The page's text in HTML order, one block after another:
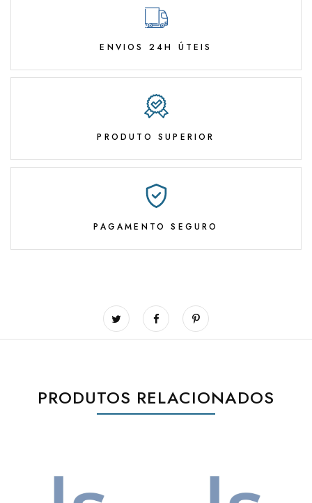
ENVIOS 24H ÚTEIS
PRODUTO SUPERIOR
PAGAMENTO SEGURO
PRODUTOS RELACIONADOS